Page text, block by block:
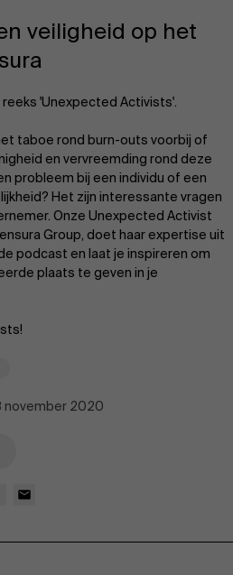
EN
veiligheid op het
'Unexpected Activists'.
taboe rond burn-outs voorbij of
en vervreemding rond deze
probleem bij een individu of een
Het zijn interessante vragen
Onze Unexpected Activist
Group, doet haar expertise uit
podcast en laat je inspireren om
plaats te geven in je
november 2020